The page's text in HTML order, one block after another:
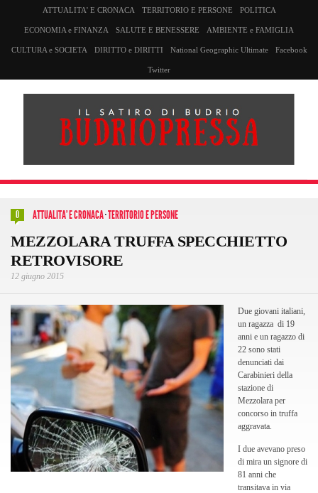
ATTUALITA’ E CRONACA TERRITORIO E PERSONE POLITICA
ECONOMIA e FINANZA SALUTE E BENESSERE AMBIENTE e FAMIGLIA
CULTURA e SOCIETA DIRITTO e DIRITTI National Geographic Ultimate Facebook
Twitter
0 ATTUALITA' E CRONACA·TERRITORIO E PERSONE
MEZZOLARA TRUFFA SPECCHIETTO
RETROVISORE
12 giugno 2015
Due giovani italiani,
un ragazza di 19
anni e un ragazzo di
22 sono stati
denunciati dai
Carabinieri della
stazione di
Mezzolara per
concorso in truffa
aggravata.
I due avevano preso
di mira un signore di
81 anni che
transitava in via